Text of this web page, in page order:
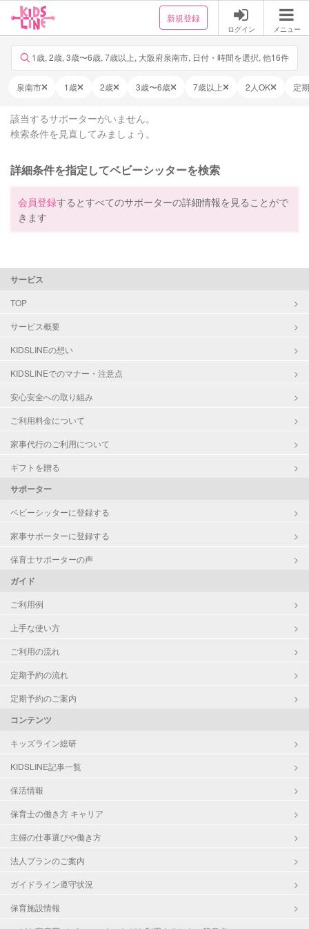
新規登録
ログイン メニュー
1歳, 2歳, 3歳〜6歳, 7歳以上, 大阪府泉南市, 日付・時間を選択, 他16件
泉南市 1歳 2歳 3歳〜6歳 7歳以上 2人OK 定
該当するサポーターがいません。
検索条件を見直してみましょう。
詳細条件を指定してベビーシッターを検索
会員登録するとすべてのサポーターの詳細情報を見ることがで
きます
サービス
TOP
サービス概要
KIDSLINEの想い
KIDSLINEでのマナー・注意点
安心安全への取り組み
ご利用料金について
家事代行のご利用について
ギフトを贈る
サポーター
ベビーシッターに登録する
家事サポーターに登録する
保育士サポーターの声
ガイド
ご利用例
上手な使い方
ご利用の流れ
定期予約の流れ
定期予約のご案内
コンテンツ
キッズライン総研
KIDSLINE記事一覧
保活情報
保育士の働き方 キャリア
主婦の仕事選びや働き方
法人プランのご案内
ガイドライン遵守状況
保育施設情報